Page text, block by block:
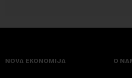
NOVA EKONOMIJA O